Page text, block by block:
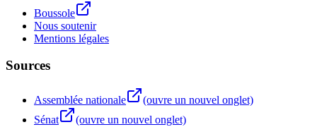
Boussole
Nous soutenir
Mentions légales
Sources
Assemblée nationale
(ouvre un nouvel onglet)
Sénat
(ouvre un nouvel onglet)